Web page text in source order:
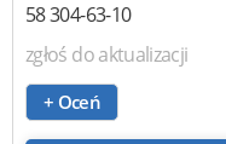
58 304-63-10
zgłoś do aktualizacji
+ Oceń